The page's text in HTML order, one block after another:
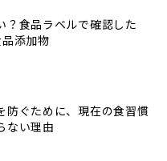
？食品ラベルで確認した
添加物
防ぐために、現在の食習慣
ない理由